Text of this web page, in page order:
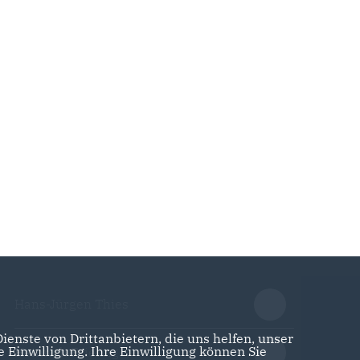
Heinrich Frieling
von Drittanbietern, die uns helfen, unser
Einwilligung. Ihre Einwilligung können Sie